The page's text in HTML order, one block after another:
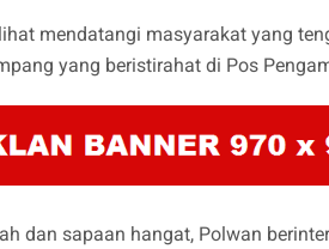
mendatangi masyarakat yang
yang beristirahat di Pos
dan sapaan hangat, Polwan